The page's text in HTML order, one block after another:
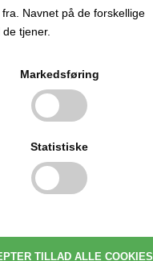
Navnet på de forskellige
tjener.
Markedsføring
Statistiske